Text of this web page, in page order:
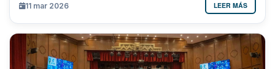
11 mar 2026 LEER MÁS